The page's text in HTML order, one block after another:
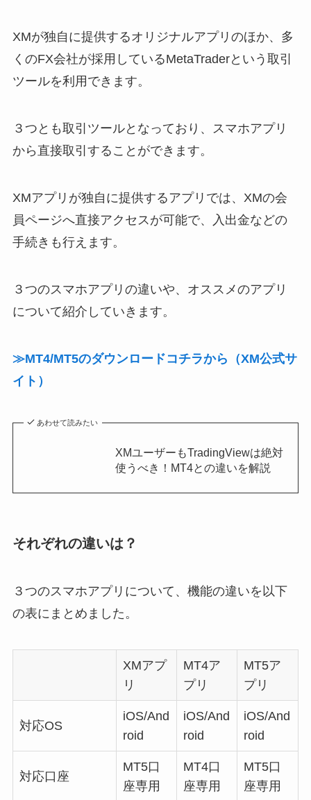
XMが独自に提供するオリジナルアプリのほか、多
くのFX会社が採用しているMetaTraderという取引
ツールを利用できます。
３つとも取引ツールとなっており、スマホアプリ
から直接取引することができます。
XMアプリが独自に提供するアプリでは、XMの会
員ページへ直接アクセスが可能で、入出金などの
手続きも行えます。
３つのスマホアプリの違いや、オススメのアプリ
について紹介していきます。
≫MT4/MT5のダウンロードコチラから（XM公式サ
イト）
あわせて読みたい
XMユーザーもTradingViewは絶対
使うべき！MT4との違いを解説
それぞれの違いは？
３つのスマホアプリについて、機能の違いを以下
の表にまとめました。
XMアプ
リ
MT4ア
プリ
MT5ア
プリ
対応OS
iOS/And
roid
iOS/And
roid
iOS/And
roid
対応口座
MT5口
座専用
MT4口
座専用
MT5口
座専用